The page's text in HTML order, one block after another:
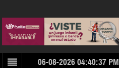
06-08-2026 04:40:37 PM